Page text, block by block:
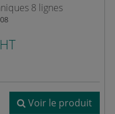
8 lignes
HT
Voir le produit